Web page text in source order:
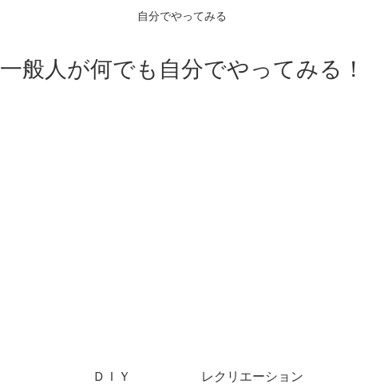
自分でやってみる
一般人が何でも自分でやってみる！
ＤＩＹ レクリエーション